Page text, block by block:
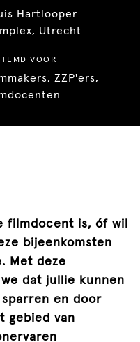
Hartlooper
Utrecht
VOOR
ZZP'ers
filmdocent is, óf wil
bijeenkomsten
Met deze
dat jullie kunnen
en door
gebied van